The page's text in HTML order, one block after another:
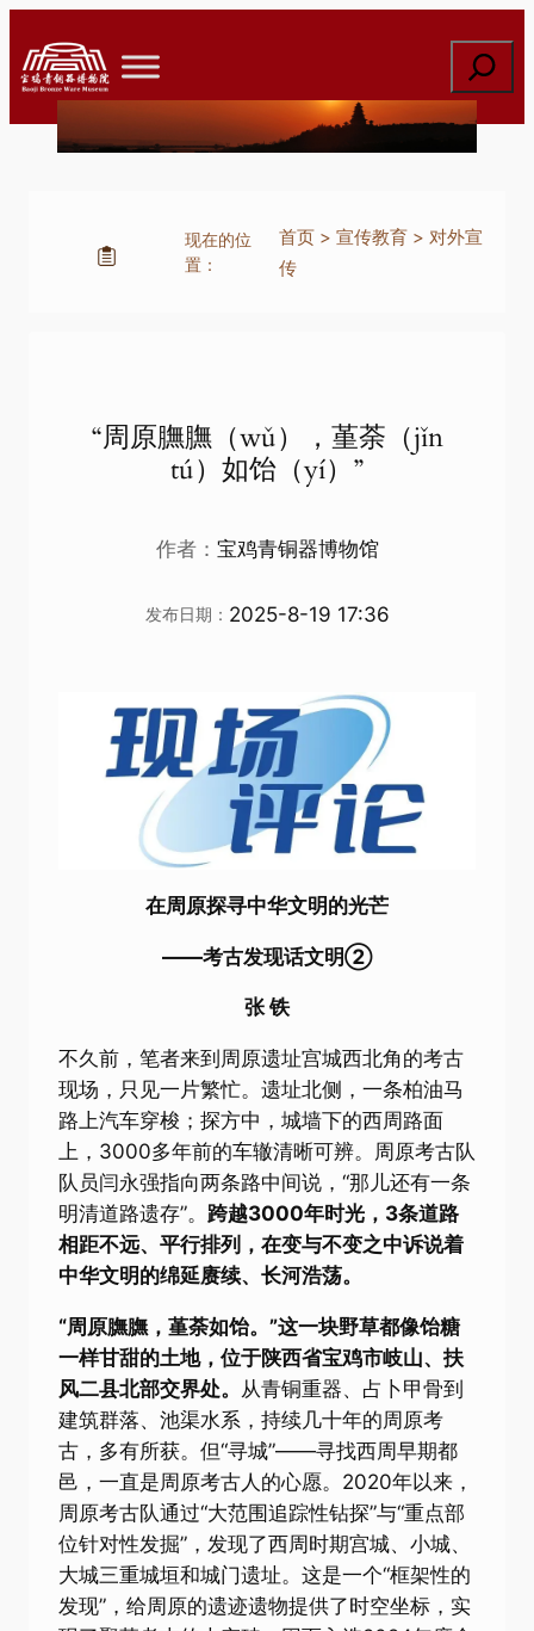
至
内
索
现在的位
置：
首页> 宣传教育> 对外宣
传
“周原膴膴（wǔ），堇荼（jǐn
tú）如饴（yí）”
作者： 宝鸡青铜器博物馆
发布日期： 2025-8-19 17:36
在周原探寻中华文明的光芒
——考古发现话文明②
张 铁
不久前，笔者来到周原遗址宫城西北角的考古
现场，只见一片繁忙。遗址北侧，一条柏油马
路上汽车穿梭；探方中，城墙下的西周路面
上，3000多年前的车辙清晰可辨。周原考古队
队员闫永强指向两条路中间说，“那儿还有一条
明清道路遗存”。 跨越3000年时光，3条道路
相距不远、平行排列，在变与不变之中诉说着
中华文明的绵延赓续、长河浩荡。
“周原膴膴，堇荼如饴。”这一块野草都像饴糖
一样甘甜的土地，位于陕西省宝鸡市岐山、扶
风二县北部交界处。
从青铜重器、占卜甲骨到
建筑群落、池渠水系，持续几十年的周原考
古，多有所获。但“寻城”——寻找西周早期都
邑，一直是周原考古人的心愿。2020年以来，
周原考古队通过“大范围追踪性钻探”与“重点部
位针对性发掘”，发现了西周时期宫城、小城、
大城三重城垣和城门遗址。这是一个“框架性的
发现”，给周原的遗迹遗物提供了时空坐标，实